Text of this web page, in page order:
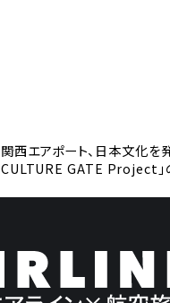
関西エアポート、日本文化を
CULTURE GATE Project」